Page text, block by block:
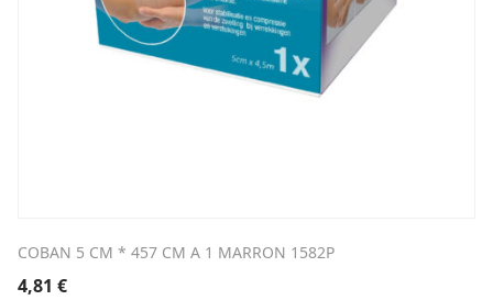
COBAN 5 CM * 457 CM A 1 MARRON 1582P
4,81 €